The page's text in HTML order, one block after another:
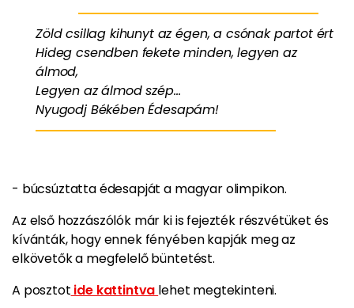
Zöld csillag kihunyt az égen, a csónak partot ért
Hideg csendben fekete minden, legyen az
álmod,
Legyen az álmod szép…
Nyugodj Békében Édesapám!
- búcsúztatta édesapját a magyar olimpikon.
Az első hozzászólók már ki is fejezték részvétüket és
kívánták, hogy ennek fényében kapják meg az
elkövetők a megfelelő büntetést.
A posztot ide kattintva lehet megtekinteni.